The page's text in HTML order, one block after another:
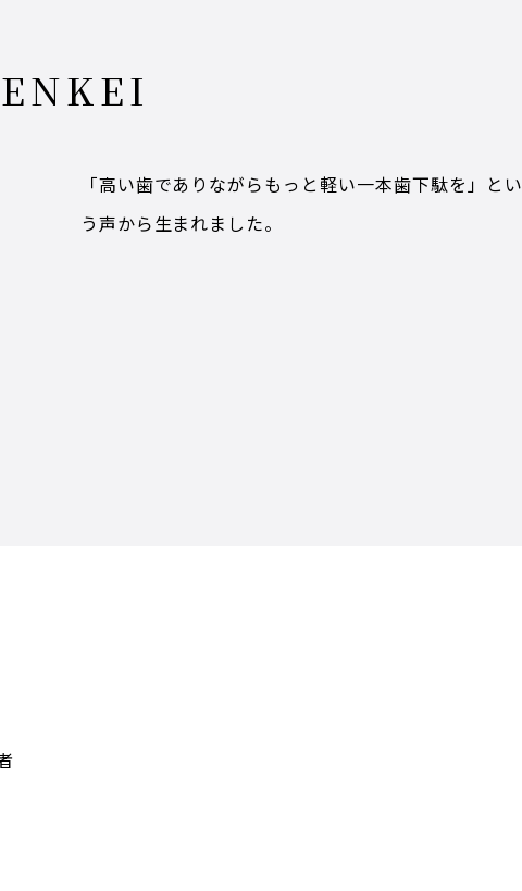
「高い歯でありながらもっと軽い一本歯下駄を」とい
う声から生まれました。